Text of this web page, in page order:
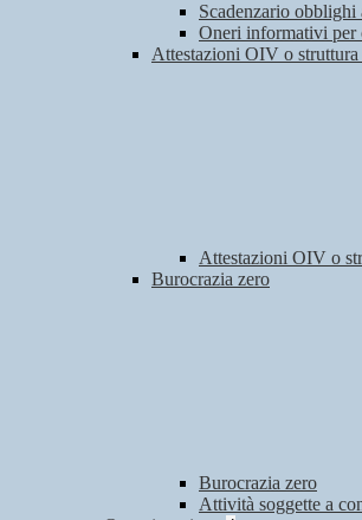
Scadenzario
Oneri informativi per
Attestazioni OIV o struttura
Attestazioni OIV o
Burocrazia zero
Burocrazia zero
Attività soggette a